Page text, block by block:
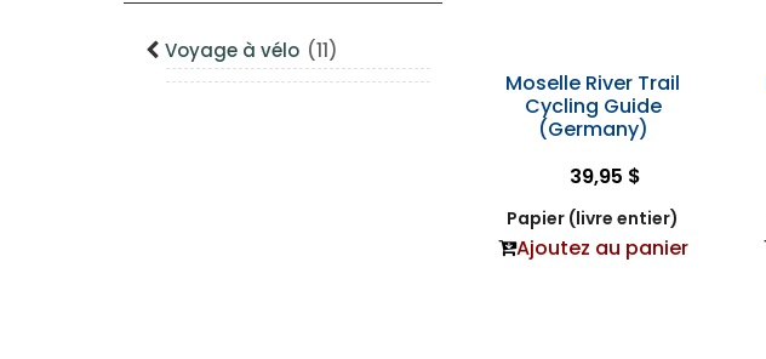
Voyage à vélo (11)
Moselle River Trail
Cycling Guide
(Germany)
39,95 $
Papier (livre entier)
Ajoutez au panier